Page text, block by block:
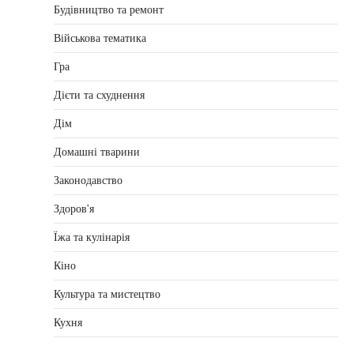
Будівництво та ремонт
Військова тематика
Гра
Дієти та схуднення
Дім
Домашні тварини
Законодавство
Здоров'я
Їжа та кулінарія
Кіно
Культура та мистецтво
Кухня